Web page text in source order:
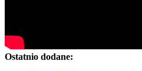
Ostatnio dodane: